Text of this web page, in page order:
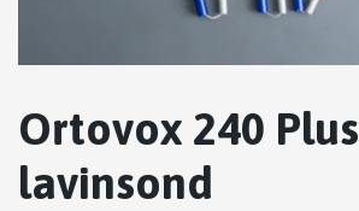
Ortovox 240 Plus
lavinsond